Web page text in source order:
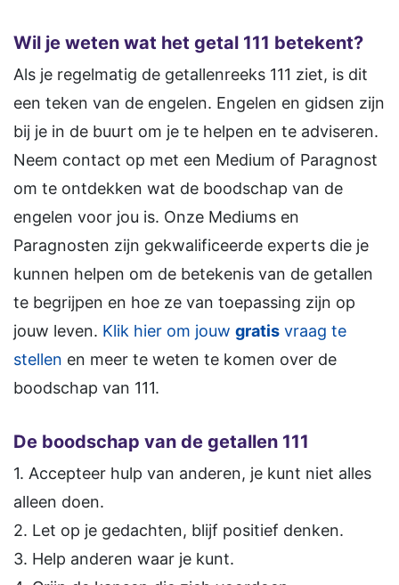
Wil je weten wat het getal 111 betekent?
Als je regelmatig de getallenreeks 111 ziet, is dit
een teken van de engelen. Engelen en gidsen zijn
bij je in de buurt om je te helpen en te adviseren.
Neem contact op met een Medium of Paragnost
om te ontdekken wat de boodschap van de
engelen voor jou is. Onze Mediums en
Paragnosten zijn gekwalificeerde experts die je
kunnen helpen om de betekenis van de getallen
te begrijpen en hoe ze van toepassing zijn op
jouw leven. Klik hier om jouw gratis vraag te
stellen en meer te weten te komen over de
boodschap van 111.
De boodschap van de getallen 111
1. Accepteer hulp van anderen, je kunt niet alles
alleen doen.
2. Let op je gedachten, blijf positief denken.
3. Help anderen waar je kunt.